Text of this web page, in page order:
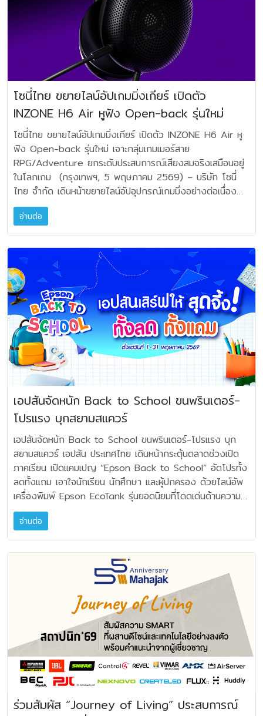
081-657-3397 คุณท็อป Audi Home HiFi โทร. 089-
028-7117 คุณตั้ม Audio Mate โทร. 081-869-3613
คุณปัน Turntable One โทร. 084-814-9011 คุณพิทักษ์
MAS HIFI โทร. 081-9820282 คุณมาศ
25% Denon AVCX8500H ราคาปกติ 179,000 ราคา
โปรโมชัน 152,150 บาท Denon AVCX6700H ราคาปกติ
96,900 ราคาโปรโมชัน 77,520 บาท Denon
AVRX250BT ราคาปกติ 12,900 ราคาโปรโมชัน 10,965
บาท Denon AVRX580BT ราคาปกติ 19,900 ราคา
โปรโมชัน 16,915 บาท Denon AVRX1800H ** ราคาปกติ
28,900 ราคาโปรโมชัน 21,675 บาท Denon
AVRX2800H ** ราคาปกติ 39,900 ราคาโปรโมชัน
29,925 บาท Denon AVCX3800H ** ราคาปกติ 55,900
ราคาโปรโมชัน 41,925 บาท Denon AVCX4800H **
ราคาปกติ 84,900 ราคาโปรโมชัน 63,675 บาท Denon
AVCX6800H ** ราคาปกติ 98,900 ราคาโปรโมชัน
74,175 บาท **จำนวนจำกัด 55 เครื่องตลอดแคมเปญ Home
Theater Set: ระบบ Home Theater ครบชุด Premium
Stage HD 5 ราคาปกติ 65,900 ราคาโปรโมชัน 56,015
บาท Premium Stage HD 6 ราคาปกติ 66,900 ราคา
129,000 ราคาโปรโมชัน 96,750 บาท Atmos Classic
Espresso ราคาปกติ 169,000 ราคาโปรโมชัน 126,750
บาท Premium Espresso ราคาปกติ 199,000 ราคา
โปรโมชัน 149,250 บาท Atmos Premium Espresso ราคา
ปกติ 219,000 ราคาโปรโมชัน 164,250 บาท Classic
Latte ราคาปกติ 129,000 ราคาโปรโมชัน 96,750 บาท
Atmos Classic Latte ราคาปกติ 169,000 ราคาโปรโมชัน
126,750 บาท Premium Latte ราคาปกติ 199,000 ราคา
โปรโมชัน 149,250 บาท Atmos Premium Latte ราคาปกติ
219,000 ราคาโปรโมชัน 164,250 บาท Double
Espresso ราคาปกติ 129,000 ราคาโปรโมชัน 96,750
บาท Atmos Double Espresso 1 ราคาปกติ 149,000
ราคาโปรโมชัน 111,750 บาท Atmos Double Espresso 2
ราคาปกติ 189,000 ราคาโปรโมชัน 141,750 บาท Atmos
Double Espresso 3 ราคาปกติ 219,000 ราคาโปรโมชัน
164,250 บาท A/V Compact Set 1 ราคาปกติ 21,900
ราคาโปรโมชัน 18,615 บาท A/V Compact HD Set 3
ราคาปกติ 24,900 ราคาโปรโมชัน 21,165 บาท JBL
Classic Series: ลำโพง Hi-Fi มรดกแห่งเสียงระดับตำนาน
JBL L52 Classic (Orange/Blue/Black) ราคาปกติ
39,900 ราคาโปรโมชัน 35,910 บาท JBL L82 Classic
(Black) ราคาปกติ 89,900 ราคาโปรโมชัน 80,910 บาท
JBL L82 MK2 (Black/Orange) ราคาปกติ 89,900 ราคา
โปรโมชัน 80,910 บาท JBL L100 Classic (Blue) ราคา
ปกติ 179,000 ราคาโปรโมชัน 161,100 บาท JBL L100
MK2 (Orange/Blue/Black) ราคาปกติ 179,000 ราคา
โปรโมชัน 161,100 บาท JBL L75ms ราคาปกติ 59,900
ราคาโปรโมชัน 53,910 บาท JBL Classic Set & Hi-Fi
System Classic 100 (Black/Blue/Orange) ราคาปกติ
239,000 ราคาโปรโมชัน 215,100 บาท Modern Tage
Set 4 (Black/Blue/Orange) ราคาปกติ 49,900 ราคา
39,900 ราคาโปรโมชัน 35,910 บาท Hi-Fi Classic 1
มิตรกับแอมป์หลากหลายรุ่น Collector's Edition ที่แท้จริง
L100 Classic 80 ถูกผลิตเพียง 800 คู่เท่านั้นทั่วโลก และมี
เพียง 15 คู่ในประเทศไทย โดยแต่ละคู่มาพร้อมป้ายหมายเลข
เฉพาะที่ระบุลายเซ็นของ Chris Hagen วิศวกรหลักของระบบนี้
ทุกชุดจัดส่งมาพร้อม JS-150 Speaker Stands และบรรจุใน
กล่องไม้พิเศษที่ออกแบบมาอย่างประณีต สะท้อนถึงคุณค่าและ
ความเอกลักษณ์ของ Anniversary Edition อย่างแท้จริง
ราคาและช่องทางจำหน่าย JBL L100 Classic 80 วาง
จำหน่ายแล้ววันนี้ที่ JBL Thailand, Mahajak และร้านที่ร่วม
รายการทั่วประเทศ (จำนวนจำกัด) ในราคา 250,000 บาท ต่อ
คู่ ติดตามข้อมูลเพิ่มเติมได้ที่ www.JBLThailand.com
Facebook / Instagram / TikTok: JBLThailand แฮชแท็ก
อย่างเป็นทางการ: #JBL
Technology ที่ช่วยลดการใช้พลังงานและลดผลกระทบต่อสิ่ง
แวดล้อม สอดคล้องกับแนวคิดด้านความยั่งยืนของทั้งเอปสันและ
พันธมิตรผู้จัดการแข่งขัน ที่ให้ความสำคัญกับการดำเนินกิจกรรม
อย่างรับผิดชอบต่อสังคมและสิ่งแวดล้อม นอกเหนือจาก
โซลูชันด้านการพิมพ์ เอปสันยังมีเทคโนโลยีด้านการฉายภาพที่
สามารถนำไปประยุกต์ใช้กับธุรกิจกอล์ฟและการฝึกซ้อมกีฬาได้
เช่น Epson Laser Projector สำหรับระบบ Golf Simulator
ซึ่งกำลังได้รับความนิยมเพิ่มขึ้นในกลุ่มสนามกอล์ฟและศูนย์ฝึก
ซ้อมแบบ Indoor Golf โดยสามารถฉายภาพสนามกอล์ฟเสมือน
จริงได้อย่างคมชัด สีสันสมจริง และรองรับการใช้งานต่อเนื่องได้
อย่างมีประสิทธิภาพ “เอปสันมองว่าเทคโนโลยีไม่ได้เป็นเพียง
เครื่องมือสนับสนุนการทำงาน แต่ยังเป็นส่วนสำคัญในการช่วยยก
ระดับทั้งการจัดการแข่งขัน การฝึกซ้อมของนักกีฬา และ
ประสบการณ์ของผู้ชมกีฬาไปพร้อมกัน ขณะเดียวกันยังช่วยเปิด
โอกาสใหม่ๆ ให้กับธุรกิจด้านกอล์ฟและการสร้างประสบการณ์รูป
แบบใหม่ในอนาคต” นายยรรยง กล่าวทิ้งท้าย
เคลื่อนด้วย AI หัวใจสำคัญของ BandBox คือเทคโนโลยี
Stem AI เทคโนโลยีแยกเสียงร้องและเสียงเครื่องดนตรีอัจฉริยะ
ที่จะทำให้คุณแยก หรือตัดเสียงร้อง เสียงกีตาร์หรือ เสียงกลอง
ได้แบบเรียลไทม์จากเพลงใดก็ได้โดยตรงบนอุปกรณ์ ไม่ว่าคุณ
จะฝึกเล่นเพลงคนเดียว ซ้อมกับเพื่อนๆ หรือสร้างสรรค์ดนตรีจาก
เพลงโปรด BandBox ช่วยให้คุณสร้าง backing track จาก
ทุกเพลงได้อย่างง่ายดาย ด้วยการแยกเสียงแบบเรียลไทม์ของ
ระบบ AI Stem ทำให้นักดนตรีสามารถจัดการ และปรับแต่งการ
ซ้อมได้อย่างเหนือชั้น มากกว่าการเล่นดนตรีไปพร้อมกับเพลง
โปรดของคุณ คือการที่คุณสามารถให้ทุกโน้ตที่ซ้อมเป็นส่วนหนึ่ง
ของมิกซ์พร้อม backing track ที่ใช่มาซัพพอร์ตเพื่อเพิ่ม
ประสบการณ์การเล่นดนตรีให้มากกว่าที่เคย พลังเสียงอันโดด
เด่นจาก JBL ที่พกพาได้ทุกที่ ด้วยเสียงทรงพลังที่กว้างและ
สมดุลเต็มอิ่มสำหรับทั้งผู้เล่นและผู้ฟัง ไม่ว่าจะเป็นช่วงซ้อมหรือ
การแสดงจริง JBL BandBox สามารถมอบคุณภาพเสียงที่ครบ
ทุกมิติ ทั้งแหลมใส กลางชัด และเบสที่แน่นลึก เติมเต็มทุกช่วง
เวลาการซ้อมของคุณ ไม่ว่าจะอยู่ที่บ้านหรือที่ไหนก็ตาม
ดีไซน์มาเพื่อนักดนตรีตัวจริง: BandBox Solo JBL
BandBox Solo ถูกพัฒนามาสำหรับนักดนตรีที่ต้องการยก
ระดับการซ้อมให้สะดวกและมีประสิทธิภาพมากขึ้นโดยที่ไม่ต้องสูญ
เสียคุณภาพเสียงหรือความคิดสร้างสรรค์ของผู้ใช้ถึงแม้ว่า Solo
จะมีขนาดเล็ก แต่ก็มาพร้อมกับฟังก์ชันที่ครบเครื่อง สามารถใช้
เชื่อมต่อ เล่น และสร้างสรรค์เสียงดนตรีในแบบฉบับของคุณ ได้
อย่างง่ายดาย JBL Bandbox Solo มาพร้อมกับช่อง
อินพุตสำหรับกีตาร์หรือไมโครโฟนหนึ่งช่อง ตอบโจทย์มือกีตาร์
นักร้อง นักแต่งเพลง คนที่เล่นดนตรีเป็นงานอดิเรก หรือสายเล่น
ดนตรีที่อยากจัดเซ็ตซ้อมแบบมินิมอล ก็สามารถทำได้อย่าง
ง่ายดาย เพียงเปิดเพลงโปรดของคุณแล้วใช้ฟังก์ชัน Stem AI
ช่วยแยกหรือปรับลดเสียงของ แต่ละองค์ประกอบในเพลงได้ตาม
ต้องการ ตัดเสียงกีตาร์ออก แล้วแสดงฝีมือของคุณไปพร้อมกับ
เพลงต้นฉบับได้อย่างลงตัว สนุกกับฟีเจอร์อีกมากมาย ผ่านแอป
JBL ONE สามารถปรับแต่งโมเดลให้เข้ากับอารมณ์ของคุณ ทั้ง
แบบวินเทจและโมเดิร์น พร้อมเพลิดเพลินกับเอฟเฟกต์สุดคลาสสิ
กอย่าง Phaser, Chorus และ Reverb โดยไม่ต้องใช้
อุปกรณ์ภายนอกเพิ่มเติม เลือกเสียงจากพรีเซ็ตที่มีให้หรือ
ออกแบบเสียงของคุณเองเพื่อสไตล์ที่ไม่ซ้ำใครได้อย่างง่ายดาย
Looper ในตัวช่วยสร้างเลเยอร์จังหวะและโซโล่ได้อย่างมี
เอกลักษณ์ ขณะที่ Pitch shifter และ Tuner ทำให้โน๊ตทุกตัว
ตรงคีย์และจังหวะอย่างแม่นยำ แอปที่ออกแบบอย่างล้ำสมัย ทุก
ฟีเจอร์จึงพร้อมใช้งานโดยไม่ต้องมีความรู้เชิงเทคนิคลึก
Bandbox Solo คือเพื่อนคู่ใจขนาดพกพาสุดทรงพลังที่พร้อมใช้
งานทุกที่ทุกเวลา ไม่ว่าคุณจะซ้อมอยู่ในห้องนอน โรงรถ หรือ
เขียนเพลงอยู่ที่สวนสาธารณะก็ตาม รองรับการเล่นเป็นวง
และการแสดงสด: BandBox Trio ในขณะที่ Bandbox Solo
สร้างสรรค์มาเพื่อใช้งานส่วนบุคคล BandBox Trio ต่อยอดด้วย
การเพิ่มฟีเจอร์สำหรับการใช้งานเป็นกลุ่ม BandBox Trio
ประกอบไปด้วยช่องอินพุตสำหรับต่อเครื่องดนตรีสี่ช่อง เหมาะ
สำหรับการใช้งานภายในวงดนตรีเล็กๆ การเล่นร่วมกัน หรือเล่น
เป็นคู่ มิกเซอร์สี่ช่อง ตัวช่วยให้คุณปรับระดับเสียง ปรับโทน และ
ใส่เอฟเฟกต์จากลำโพงได้โดยตรง อำนวยความสะดวกในการใช้
โซนี่ไทย ขยายไลน์อัปเกมมิ่งเกียร์ เปิดตัว
INZONE H6 Air หูฟัง Open-back รุ่นใหม่
โซนี่ไทย ขยายไลน์อัปเกมมิ่งเกียร์ เปิดตัว INZONE H6 Air หู
ฟัง Open-back รุ่นใหม่ เจาะกลุ่มเกมเมอร์สาย
RPG/Adventure ยกระดับประสบการณ์เสียงสมจริงเสมือนอยู่
ในโลกเกม (กรุงเทพฯ, 5 พฤษภาคม 2569) – บริษัท โซนี่
ไทย จำกัด เดินหน้าขยายไลน์อัปอุปกรณ์เกมมิ่งอย่างต่อเนื่อง
ด้วยการเปิดตัวผลิตภัณฑ์รุ่นใหม่ล่าสุด “INZONE H6 Air” ที่
ออกแบบมาเพื่อตอบโจทย์เกมเมอร์ยุคใหม่ที่มองหาประสบการณ์
การเล่นเกมที่เหนือระดับยิ่งขึ้น โดยมาพร้อมประสบการณ์เสียงที่
สมจริงและโอบล้อมรอบทิศทาง ด้วยโครงสร้างแบบ Open-
back ผสานไดรเวอร์ที่พัฒนาขึ้นเฉพาะรุ่น ช่วยให้ถ่ายทอดราย
ละเอียดเสียงได้อย่างมีมิติสมจริง พร้อมให้เสียงเบสที่ลึกและหนัก
แน่น INZONE H6 Air – เสียงคมชัด สมจริง ยกระดับทุก
ประสบการณ์การเล่นเกม INZONE H6 Air มาพร้อมโครงสร้าง
แบบ Open-back ที่ช่วยสร้างมิติเสียงเสมือนจริงแบบรอบ
ทิศทาง ให้ผู้ใช้งานรู้สึกราวกับอยู่ภายในโลกของเกมอย่างแท้จริง
ด้วยโครงสร้างแบบ Open-back ที่เปิดโล่งด้านหลังหูฟังช่วย
ลดการสะท้อนของเสียงภายใน จึงสามารถถ่ายทอดซาวด์สเตจได้
อย่างเที่ยงตรงตามที่ผู้พัฒนาเกมตั้งใจ อีกทั้งยังมาพร้อม
ไดรเวอร์ที่ได้รับการปรับจูนอย่างละเอียด โดยพัฒนาบนพื้นฐาน
เทคโนโลยีเดียวกับหูฟังสตูดิโอระดับมืออาชีพแบบ Open-back
ของโซนี่อย่าง MDR-MV1 และปรับแต่งไดรเวอร์เป็นพิเศษ
ระบายอากาศด้านหลังของไดรเวอร์ ช่วยให้เสียงเบสมีความลึก
แน่น และควบคุมได้อย่างมีประสิทธิภาพ พร้อมคงความชัดเจน
ของย่านเสียงกลางและเสียงต่ำ เพื่อมอบประสบการณ์เสียงที่
สมจริงและดื่มด่ำยิ่งขึ้น เหมาะสำหรับเกมที่มีรายละเอียดเสียงซับ
ซ้อน INZONE H6 Air ได้รับการออกแบบอย่างพิถีพิถัน
ด้วยวัสดุอะลูมิเนียมคุณภาพสูง ช่วยให้ตัวหูฟังมีน้ำหนักเบาเพียง
199 กรัม (ไม่รวมไมโครโฟนแบบถอดได้และสายเชื่อมต่อ) ซึ่ง
ถือเป็นหนึ่งในหูฟังเกมมิ่งที่เบาที่สุดจากโซนี่ มาพร้อมดีไซน์แถบ
คาดศีรษะแบบสปริงฮินจ์ (Spring hinge) เช่นเดียวกับรุ่น
INZONE H9 II ที่ช่วยให้ตัวหูฟังมีขนาดกะทัดรัด และมอบความ
กระชับสบายในการสวมใส่ได้อย่างลงตัว ด้วยโครงสร้างน้ำหนัก
เบาและดีไซน์เฉพาะตัว ทำให้ INZONE H6 Air เหมาะสำหรับการ
ใช้งานต่อเนื่องยาวนาน รองรับทุกเซสชันการเล่นเกมได้อย่าง
วัสดุอะลูมิเนียมคุณภาพสูง ช่วยให้ตัวหูฟังมีน้ำหนักเบาเพียง
199 กรัม (ไม่รวมไมโครโฟนแบบถอดได้และสายเชื่อมต่อ) จัด
เป็นหนึ่งในหูฟังเกมมิ่งที่มีน้ำหนักเบาที่สุดจากโซนี่ มาพร้อมดีไซน์
แถบคาดศีรษะแบบสปริงฮินจ์ (Spring Hinge) ซึ่งเป็นผ้ายืดหยุ่น
ได้ เช่นเดียวกับรุ่น INZONE H9 II ช่วยให้ตัวหูฟังมีขนาด
กะทัดรัด และมอบความกระชับสบายในการสวมใส่ได้อย่างลงตัว
อ่านต่อ
เอปสันจัดหนัก Back to School ขนพรินเตอร์-
โปรแรง บุกสยามสแควร์
เอปสันจัดหนัก Back to School ขนพรินเตอร์-โปรแรง บุก
สยามสแควร์ เอปสัน ประเทศไทย เดินหน้ากระตุ้นตลาดช่วงเปิด
ภาคเรียน เปิดแคมเปญ “Epson Back to School” อัดโปรทั้ง
ลดทั้งแถม เอาใจนักเรียน นักศึกษา และผู้ปกครอง ด้วยไลน์อัพ
เครื่องพิมพ์ Epson EcoTank รุ่นยอดนิยมที่โดดเด่นด้านความ
ประหยัดหมึก รองรับการพิมพ์ปริมาณมาก ครบทั้งพิมพ์ สแกน
และถ่ายเอกสาร เริ่มตั้งแต่วันที่ 1–31 พฤษภาคม 2569 เมื่อซื้อ
สินค้าที่ร้านค้าที่ร่วมรายการ โดยรุ่นไฮไลต์ อาทิ L3210 ราคา
4,090 บาท, L3250 ราคา 4,590 บาท, L3550 ราคา
5,490 บาท, L4360 ราคา 6,590 บาท และ L5290 ราคา
8,290 บาท พร้อมรับบัตรกำนัลสูงสุด 500 บาท ตอบโจทย์ทั้ง
การเรียน การทำรายงาน และงานสร้างสรรค์ได้อย่างคุ้มค่า
ไฮไลต์สำคัญอยู่ที่บูธกิจกรรม Epson Back to School ซึ่งจะ
จัดขึ้นในวันเสาร์ที่ 2 พฤษภาคมนี้ ณ สยามสแควร์ ซอย 3 ชวน
วัยเรียนมาลองของจริงผ่านโซนกิจกรรมอินเทอร์แอคทีฟ ผ่าน
Epson Line Print พร้อมกรอบภาพสุดน่ารัก กิจกรรมถ่ายภาพ
จาก Epson SureLab การออกแบบสติกเกอร์ในสไตล์ของตัว
เองด้วย Epson LabelWorks รวมถึงกิจกรรมตรวจสอบหมึก
โดยผู้เข้าร่วมงานยังสามารถรับสิทธิพิเศษเฉพาะในงาน ผ่าน
อ่านต่อ
ร่วมสัมผัส “Journey of Living” ประสบการณ์